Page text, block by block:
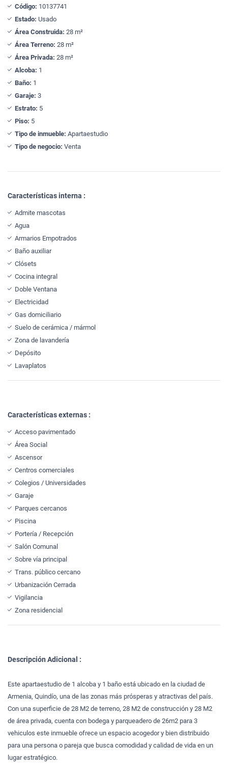
Código: 10137741
Estado: Usado
Área Construida: 28 m²
Área Terreno: 28 m²
Área Privada: 28 m²
Alcoba: 1
Baño: 1
Garaje: 3
Estrato: 5
Piso: 5
Tipo de inmueble: Apartaestudio
Tipo de negocio: Venta
Características interna :
Admite mascotas
Agua
Armarios Empotrados
Baño auxiliar
Clósets
Cocina integral
Doble Ventana
Electricidad
Gas domiciliario
Suelo de cerámica / mármol
Zona de lavandería
Depósito
Lavaplatos
Características externas :
Acceso pavimentado
Área Social
Ascensor
Centros comerciales
Colegios / Universidades
Garaje
Parques cercanos
Piscina
Portería / Recepción
Salón Comunal
Sobre vía principal
Trans. público cercano
Urbanización Cerrada
Vigilancia
Zona residencial
Descripción Adicional :
Este apartaestudio de 1 alcoba y 1 baño está ubicado en la ciudad de
Armenia, Quindío, una de las zonas más prósperas y atractivas del país.
Con una superficie de 28 M2 de terreno, 28 M2 de construcción y 28 M2
de área privada, cuenta con bodega y parqueadero de 26m2 para 3
vehiculos este inmueble ofrece un espacio acogedor y bien distribuido
para una persona o pareja que busca comodidad y calidad de vida en un
lugar estratégico.